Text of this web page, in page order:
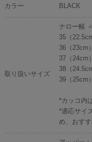
カラー BLACK
取り扱いサイズ
ナロー幅
35（
36（23cm）
37（24cm）
38（
39（25cm）
*カッコ内
*適応サイ
め、おす